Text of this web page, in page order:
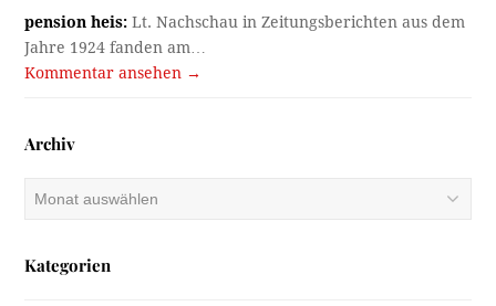
pension heis: Lt. Nachschau in Zeitungsberichten aus dem
Jahre 1924 fanden am…
Kommentar ansehen →
Archiv
Kategorien